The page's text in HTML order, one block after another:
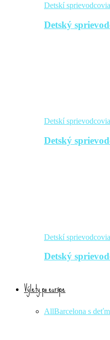
Detskí sprievodcovia
Detský
Detskí sprievodcovia
Detský
Detskí sprievodcovia
Detský
Výlety po európe
AllBarcelona s